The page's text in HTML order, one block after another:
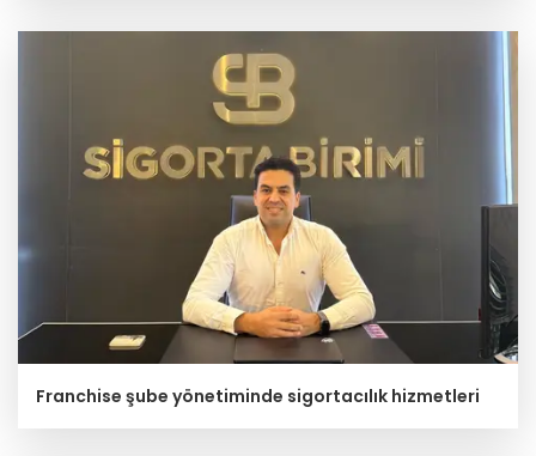
Franchise şube yönetiminde sigortacılık hizmetleri